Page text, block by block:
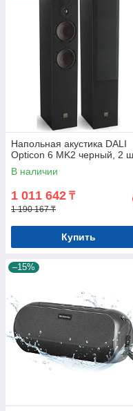
Напольная акустика DALI
Opticon 6 MK2 черный, 2
В наличии
1 011 642 ₸
1 190 167 ₸
Купить
–15%